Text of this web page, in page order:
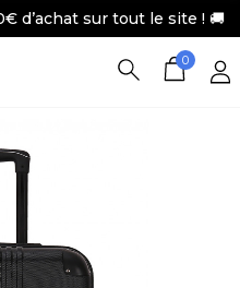
d’achat sur tout le site ! 🚚
0